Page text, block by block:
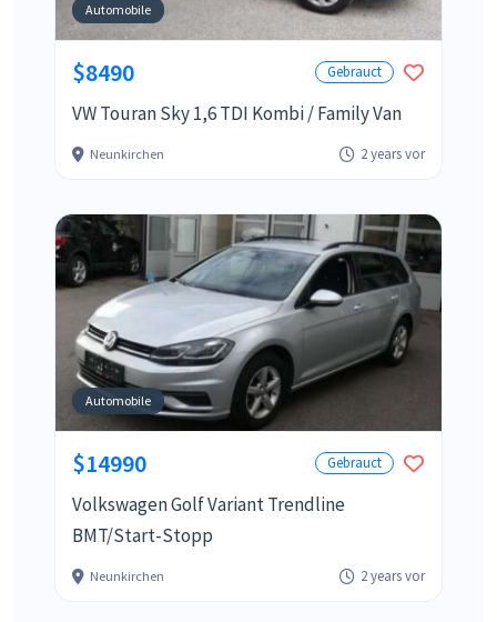
Automobile
$8490 Gebrauct
VW Touran Sky 1,6 TDI Kombi / Family Van
Neunkirchen 2 years vor
Automobile
$14990 Gebrauct
Volkswagen Golf Variant Trendline
BMT/Start-Stopp
Neunkirchen 2 years vor